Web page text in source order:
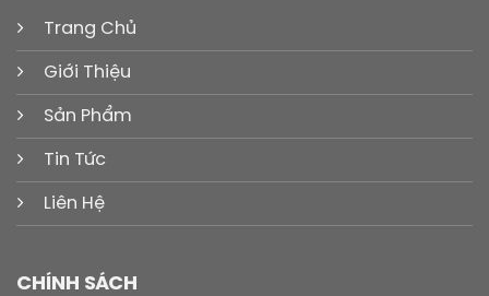
Trang Chủ
Giới Thiệu
Sản Phẩm
Tin Tức
Liên Hệ
CHÍNH SÁCH